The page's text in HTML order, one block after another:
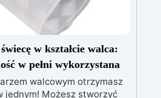
w kształcie walca:
w pełni wykorzystana
walcowym otrzymasz
jednym! Możesz stworzyć